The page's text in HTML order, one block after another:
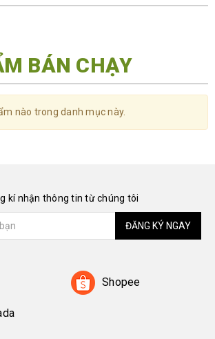
BÁN CHẠY
nào trong danh mục này.
kí nhận thông tin từ chúng tôi
ĐĂNG KÝ NGAY
Shopee